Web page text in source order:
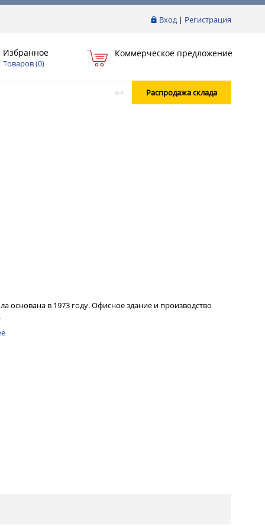
Вход| Регистрация
Избранное
Товаров (0)
Коммерческое предложение
Распродажа склада
основана в 1973 году. Офисное здание и производство